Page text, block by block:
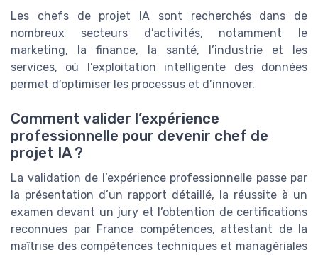
Les chefs de projet IA sont recherchés dans de
nombreux secteurs d’activités, notamment le
marketing, la finance, la santé, l’industrie et les
services, où l’exploitation intelligente des données
permet d’optimiser les processus et d’innover.
Comment valider l’expérience
professionnelle pour devenir chef de
projet IA ?
La validation de l’expérience professionnelle passe par
la présentation d’un rapport détaillé, la réussite à un
examen devant un jury et l’obtention de certifications
reconnues par France compétences, attestant de la
maîtrise des compétences techniques et managériales